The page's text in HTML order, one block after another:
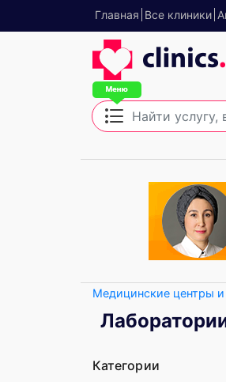
Главная Все клиники
Медицинские центры и
Категории